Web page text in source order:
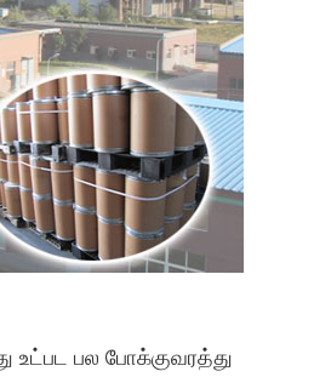
உட்பட பல போக்குவரத்து